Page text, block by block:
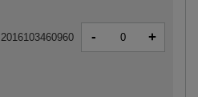
2016103460960 - +